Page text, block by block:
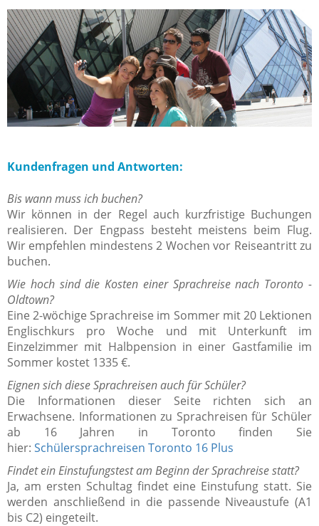
Kundenfragen und Antworten:
Bis wann muss ich buchen?
Wir können in der Regel auch kurzfristige Buchungen
realisieren. Der Engpass besteht meistens beim Flug.
Wir empfehlen mindestens 2 Wochen vor Reiseantritt zu
buchen.
Wie hoch sind die Kosten einer Sprachreise nach Toronto -
Oldtown?
Eine 2-wöchige Sprachreise im Sommer mit 20 Lektionen
Englischkurs pro Woche und mit Unterkunft im
Einzelzimmer mit Halbpension in einer Gastfamilie im
Sommer kostet 1335 €.
Eignen sich diese Sprachreisen auch für Schüler?
Die Informationen dieser Seite richten sich an
Erwachsene. Informationen zu Sprachreisen für Schüler
ab 16 Jahren in Toronto finden Sie
hier: Schülersprachreisen Toronto 16 Plus
Findet ein Einstufungstest am Beginn der Sprachreise statt?
Ja, am ersten Schultag findet eine Einstufung statt. Sie
werden anschließend in die passende Niveaustufe (A1
bis C2) eingeteilt.